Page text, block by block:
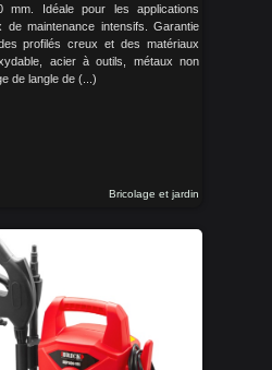
Idéale pour les applications
de maintenance intensifs. Garantie
profilés creux et des matériaux
acier à outils, métaux non
de langle de (...)
Bricolage et jardin